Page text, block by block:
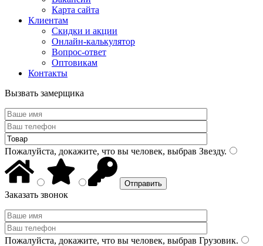
Карта сайта
Клиентам
Скидки и акции
Онлайн-калькулятор
Вопрос-ответ
Оптовикам
Контакты
Вызвать замерщика
Пожалуйста, докажите, что вы человек, выбрав Звезду.
Заказать звонок
Пожалуйста, докажите, что вы человек, выбрав Грузовик.